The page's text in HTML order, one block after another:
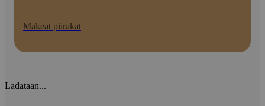
Makeat piirakat
Ladataan...